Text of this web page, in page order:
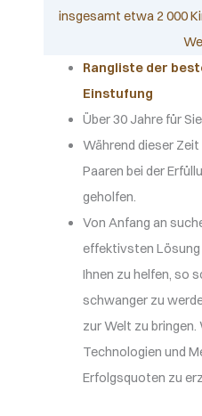
insgesamt etwa 2 000
Rangliste der
Einstufung
Über 30 Jahre für
Während dieser
Paaren bei der
geholfen.
Von Anfang an
effektivsten Lösung
Ihnen zu helfen, so
schwanger zu
zur Welt zu
Technologien und
Erfolgsquoten zu